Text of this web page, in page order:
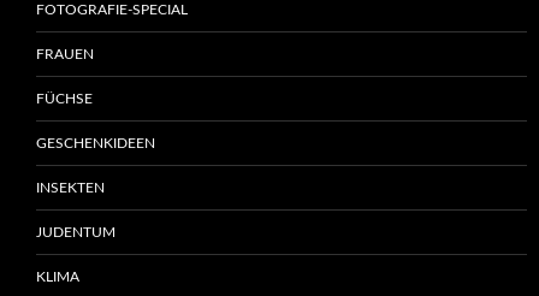
FOTOGRAFIE-SPECIAL
FRAUEN
FÜCHSE
GESCHENKIDEEN
INSEKTEN
JUDENTUM
KLIMA